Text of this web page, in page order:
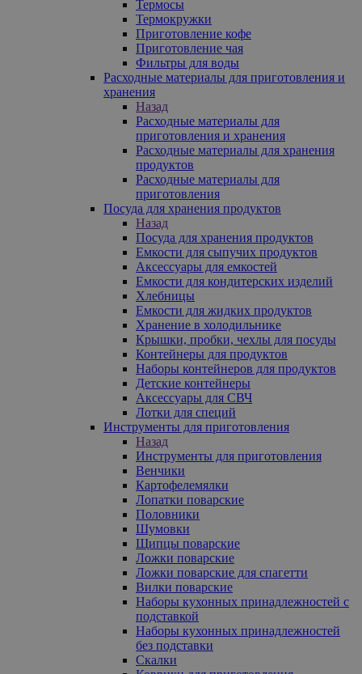
Термосы
Термокружки
Приготовление кофе
Приготовление чая
Фильтры для воды
Расходные материалы для приготовления и
хранения
Назад
Расходные материалы для
приготовления и хранения
Расходные материалы для хранения
продуктов
Расходные материалы для
приготовления
Посуда для хранения продуктов
Назад
Посуда для хранения продуктов
Емкости для сыпучих продуктов
Аксессуары для емкостей
Емкости для кондитерских изделий
Хлебницы
Емкости для жидких продуктов
Хранение в холодильнике
Крышки, пробки, чехлы для посуды
Контейнеры для продуктов
Наборы контейнеров для продуктов
Детские контейнеры
Аксессуары для СВЧ
Лотки для специй
Инструменты для приготовления
Назад
Инструменты для приготовления
Венчики
Картофелемялки
Лопатки поварские
Половники
Шумовки
Щипцы поварские
Ложки поварские
Ложки поварские для спагетти
Вилки поварские
Наборы кухонных принадлежностей с
подставкой
Наборы кухонных принадлежностей
без подставки
Скалки